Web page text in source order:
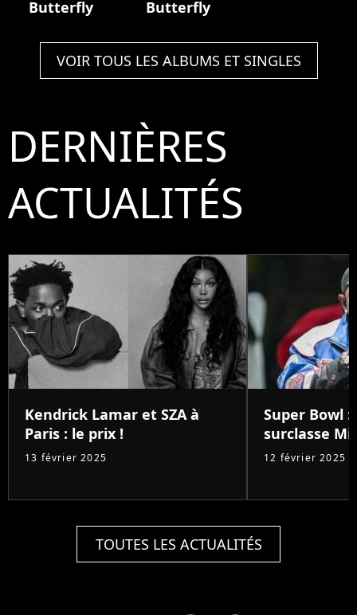
Butterfly
Butterfly
VOIR TOUS LES ALBUMS ET SINGLES
DERNIÈRES
ACTUALITÉS
Kendrick Lamar et SZA à
Paris : le prix !
13 février 2025
Super Bowl
surclasse
12 février 2025
TOUTES LES ACTUALITÉS